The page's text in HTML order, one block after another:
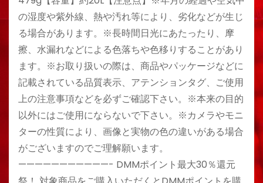
の湿度や紫外線、熱や汚れ等により、劣化などが生じ
る場合があります。※長時間日光にあたったり、摩
擦、水漏れなどによる色落ちや色移りすることがあり
ます。※お取り扱いの際は、商品やパッケージなどに
記載されている品質表示、アテンションタグ、ご使用
上の注意事項などを必ずご確認下さい。※本来の目的
以外にはご使用にならないで下さい。※カメラやモニ
ターの性質により、画像と実物の色の違いがある場合
がございますのでご理解願います。
———————————- DMMポイント最大30％還元